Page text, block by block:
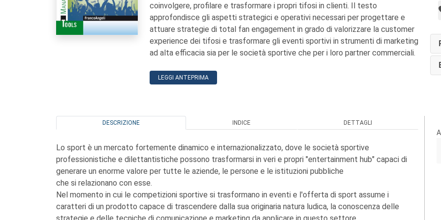
coinvolgere, profilare e trasformare i propri tifosi in clienti. Il testo
approfondisce gli aspetti strategici e operativi necessari per progettare e
attuare strategie di total fan engagement in grado di valorizzare la customer
experience dei tifosi e trasformare gli eventi sportivi in strumenti di marketing
ad alta efficacia sia per le società sportive che per i loro partner commerciali.
LEGGI ANTEPRIMA
DESCRIZIONE INDICE DETTAGLI
Lo sport è un mercato fortemente dinamico e internazionalizzato, dove le società sportive
professionistiche e dilettantistiche possono trasformarsi in veri e propri "entertainment hub" capaci di
generare un enorme valore per tutte le aziende, le persone e le istituzioni pubbliche
che si relazionano con esse.
Nel momento in cui le competizioni sportive si trasformano in eventi e l'offerta di sport assume i
caratteri di un prodotto capace di trascendere dalla sua originaria natura ludica, la conoscenza delle